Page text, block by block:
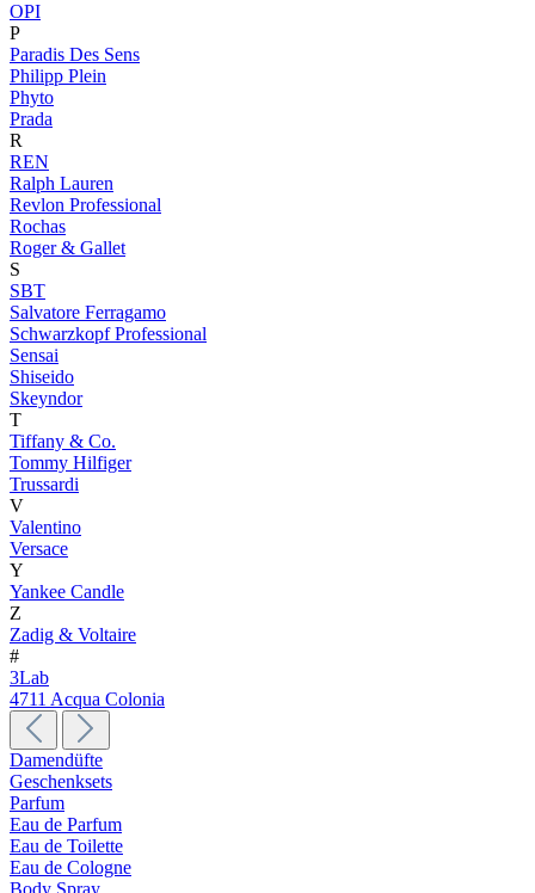
OPI
P
Paradis Des Sens
Philipp Plein
Phyto
Prada
R
REN
Ralph Lauren
Revlon Professional
Rochas
Roger & Gallet
S
SBT
Salvatore Ferragamo
Schwarzkopf Professional
Sensai
Shiseido
Skeyndor
T
Tiffany & Co.
Tommy Hilfiger
Trussardi
V
Valentino
Versace
Y
Yankee Candle
Z
Zadig & Voltaire
#
3Lab
4711 Acqua Colonia
Damendüfte
Geschenksets
Parfum
Eau de Parfum
Eau de Toilette
Eau de Cologne
Body Spray